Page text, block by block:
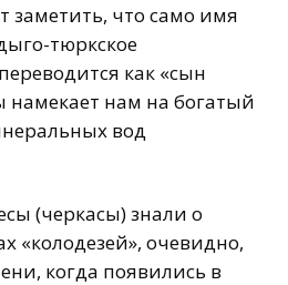
заметить, что само имя
тюркское
как «сын
намекает нам на богатый
вод
(черкасы) знали о
«колодезей», очевидно,
когда появились в